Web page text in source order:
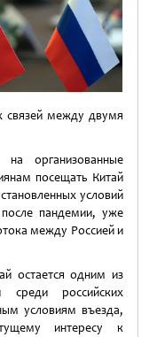
связей между двумя
на организованные
посещать Китай
условий
пандемии, уже
между Россией и
остается одним из
среди российских
условиям въезда,
интересу к